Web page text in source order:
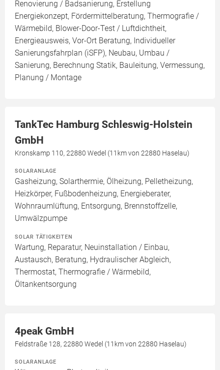
Renovierung / Badsanierung, Erstellung
Energiekonzept, Fördermittelberatung, Thermografie /
Wärmebild, Blower-Door-Test / Luftdichtheit,
Energieausweis, Vor-Ort Beratung, Individueller
Sanierungsfahrplan (iSFP), Neubau, Umbau /
Sanierung, Berechnung Statik, Bauleitung, Vermessung,
Planung / Montage
TankTec Hamburg Schleswig-Holstein
GmbH
Kronskamp 110, 22880 Wedel (11km von 22880 Haselau)
SOLARANLAGE
Gasheizung, Solarthermie, Ölheizung, Pelletheizung,
Heizkörper, Fußbodenheizung, Energieberater,
Wohnraumlüftung, Entsorgung, Brennstoffzelle,
Umwälzpumpe
SOLAR TÄTIGKEITEN
Wartung, Reparatur, Neuinstallation / Einbau,
Austausch, Beratung, Hydraulischer Abgleich,
Thermostat, Thermografie / Wärmebild,
Öltankentsorgung
4peak GmbH
Feldstraße 128, 22880 Wedel (11km von 22880 Haselau)
SOLARANLAGE